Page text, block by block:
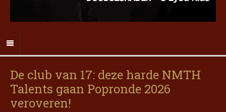
De club van 17: deze harde NMTH
Talents gaan Popronde 2026
veroveren!